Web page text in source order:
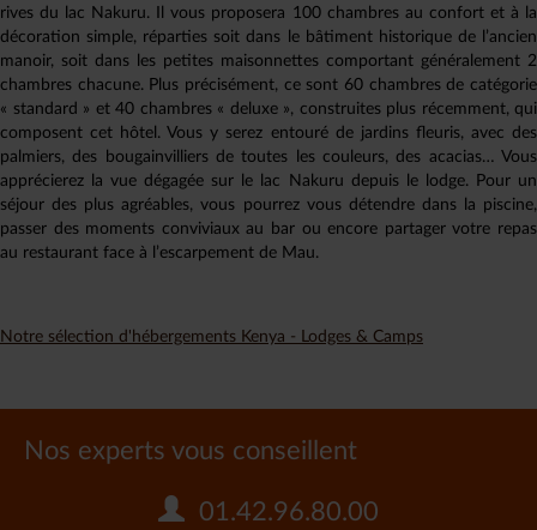
rives du lac Nakuru. Il vous proposera 100 chambres au confort et à la
décoration simple, réparties soit dans le bâtiment historique de l’ancien
manoir, soit dans les petites maisonnettes comportant généralement 2
chambres chacune. Plus précisément, ce sont 60 chambres de catégorie
« standard » et 40 chambres « deluxe », construites plus récemment, qui
composent cet hôtel. Vous y serez entouré de jardins fleuris, avec des
palmiers, des bougainvilliers de toutes les couleurs, des acacias… Vous
apprécierez la vue dégagée sur le lac Nakuru depuis le lodge. Pour un
séjour des plus agréables, vous pourrez vous détendre dans la piscine,
passer des moments conviviaux au bar ou encore partager votre repas
au restaurant face à l’escarpement de Mau.
Notre sélection d'hébergements Kenya - Lodges & Camps
Nos experts vous conseillent
01.42.96.80.00